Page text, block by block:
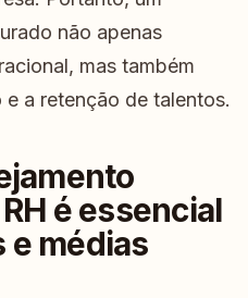
não apenas
mas também
a retenção de talentos.
é essencial
e médias